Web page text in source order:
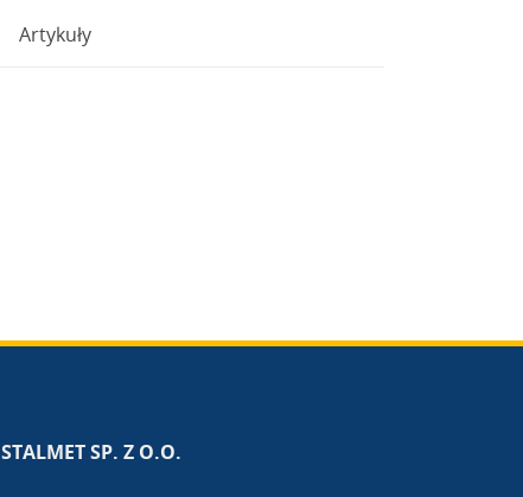
Artykuły
STALMET SP. Z O.O.